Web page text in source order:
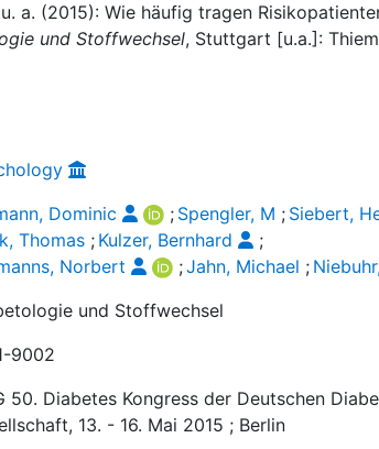
a. (2015): Wie häufig tragen
und Stoffwechsel, Stuttgart [u.a.]:
Dominic ; Spengler, M ; Siebert,
Thomas ; Kulzer, Bernhard
;
Norbert
;Jahn, Michael ;
und Stoffwechsel
9002
50. Diabetes Kongress der Deutschen
13. - 16. Mai 2015 ; Berlin